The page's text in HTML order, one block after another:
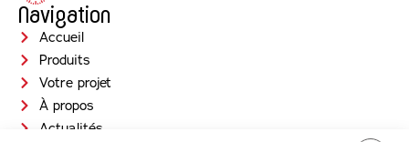
Navigation
Accueil
Produits
Votre projet
À propos
Actualités